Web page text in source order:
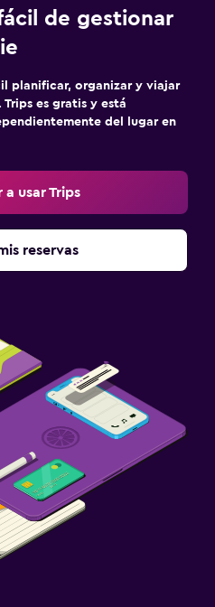
adicional)
de gestionar
planificar, organizar y viajar
es gratis y está
del lugar en
a usar Trips
reservas